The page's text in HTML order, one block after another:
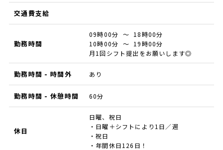
交通費支給
勤務時間
09時00分 ～ 18時00分
10時00分 ～ 19時00分
月1回シフト提出をお願いします◎
勤務時間 - 時間外 あり
勤務時間 - 休憩時間 60分
休日
日曜、祝日
・日曜＋シフトにより1日／週
・祝日
・年間休日126日！